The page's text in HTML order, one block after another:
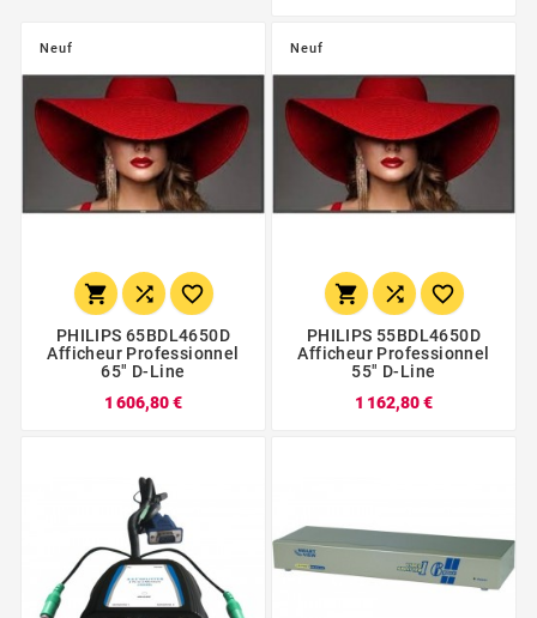
Neuf
  
PHILIPS 65BDL4650D
Afficheur Professionnel
65" D-Line
1 606,80 €
Neuf
  
PHILIPS 55BDL4650D
Afficheur Professionnel
55" D-Line
1 162,80 €